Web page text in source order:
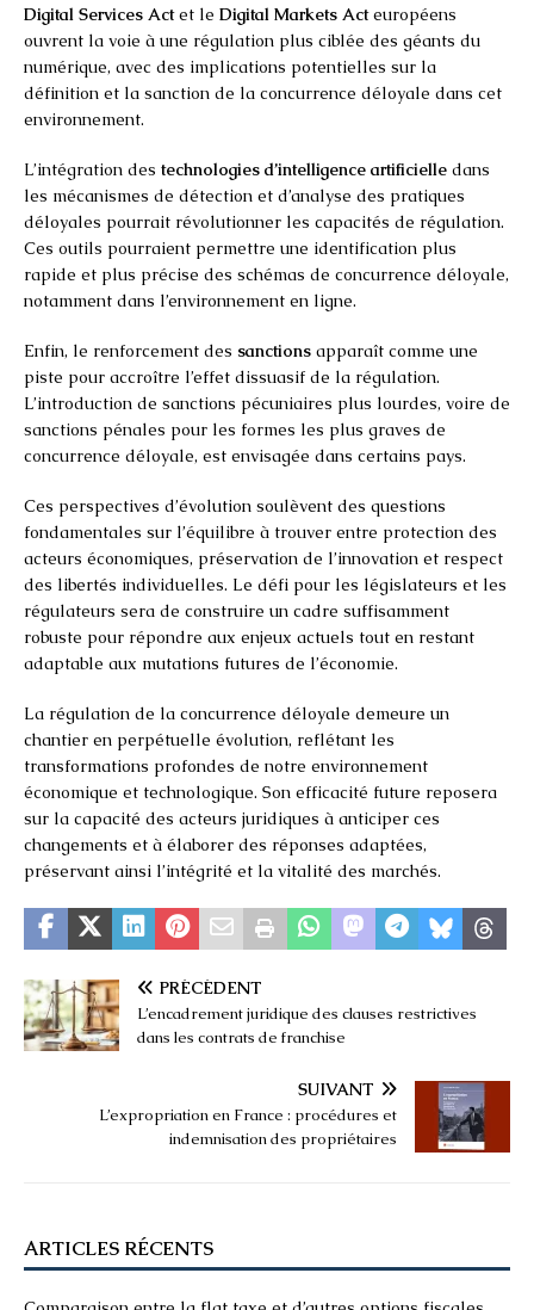
Digital Services Actet le Digital Markets Acteuropéens
ouvrent la voie à une régulation plus ciblée des géants du
numérique, avec des implications potentielles sur la
définition et la sanction de la concurrence déloyale dans cet
environnement.
L’intégration des technologies d’intelligence artificielle dans
les mécanismes de détection et d’analyse des pratiques
déloyales pourrait révolutionner les capacités de régulation.
Ces outils pourraient permettre une identification plus
rapide et plus précise des schémas de concurrence déloyale,
notamment dans l’environnement en ligne.
Enfin, le renforcement des sanctions apparaît comme une
piste pour accroître l’effet dissuasif de la régulation.
L’introduction de sanctions pécuniaires plus lourdes, voire de
sanctions pénales pour les formes les plus graves de
concurrence déloyale, est envisagée dans certains pays.
Ces perspectives d’évolution soulèvent des questions
fondamentales sur l’équilibre à trouver entre protection des
acteurs économiques, préservation de l’innovation et respect
des libertés individuelles. Le défi pour les législateurs et les
régulateurs sera de construire un cadre suffisamment
robuste pour répondre aux enjeux actuels tout en restant
adaptable aux mutations futures de l’économie.
La régulation de la concurrence déloyale demeure un
chantier en perpétuelle évolution, reflétant les
transformations profondes de notre environnement
économique et technologique. Son efficacité future reposera
sur la capacité des acteurs juridiques à anticiper ces
changements et à élaborer des réponses adaptées,
préservant ainsi l’intégrité et la vitalité des marchés.
PRÉCÉDENT
L’encadrement juridique des clauses restrictives
dans les contrats de franchise
SUIVANT
L’expropriation en France : procédures et
indemnisation des propriétaires
ARTICLES RÉCENTS